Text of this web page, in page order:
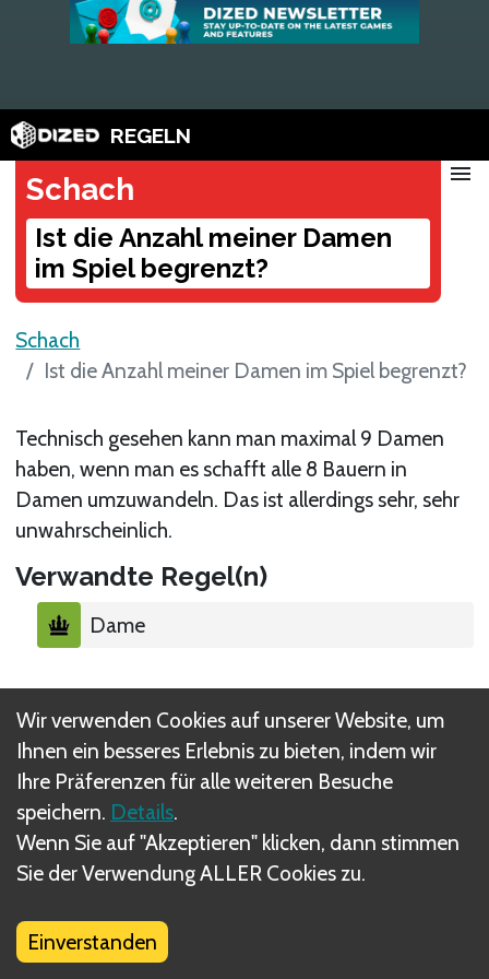
REGELN
Schach
Ist die Anzahl meiner Damen
im Spiel begrenzt?
menu
Schach
Ist die Anzahl meiner Damen im Spiel begrenzt?
Technisch gesehen kann man maximal 9 Damen
haben, wenn man es schafft alle 8 Bauern in
Damen umzuwandeln. Das ist allerdings sehr, sehr
unwahrscheinlich.
Verwandte Regel(n)
Dame
Was sind DIZED Regeln?
Wir verwenden Cookies auf unserer Website, um
Ihnen ein besseres Erlebnis zu bieten, indem wir
Ihre Präferenzen für alle weiteren Besuche
speichern. Details.
Wenn Sie auf "Akzeptieren" klicken, dann stimmen
Sie der Verwendung ALLER Cookies zu.
Einverstanden